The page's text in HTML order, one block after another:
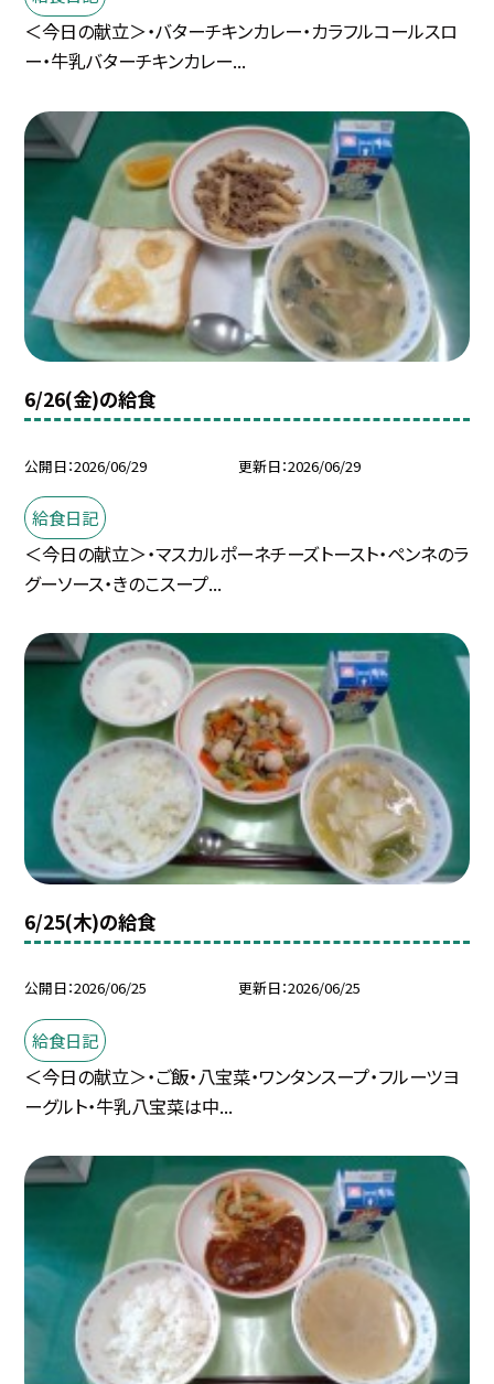
＜今日の献立＞・バターチキンカレー・カラフルコールスロ
ー・牛乳バターチキンカレー...
6/26(金)の給食
公開日 2026/06/29 更新日 2026/06/29
給食日記
＜今日の献立＞・マスカルポーネチーズトースト・ペンネのラ
グーソース・きのこスープ...
6/25(木)の給食
公開日 2026/06/25 更新日 2026/06/25
給食日記
＜今日の献立＞・ご飯・八宝菜・ワンタンスープ・フルーツヨ
ーグルト・牛乳八宝菜は中...